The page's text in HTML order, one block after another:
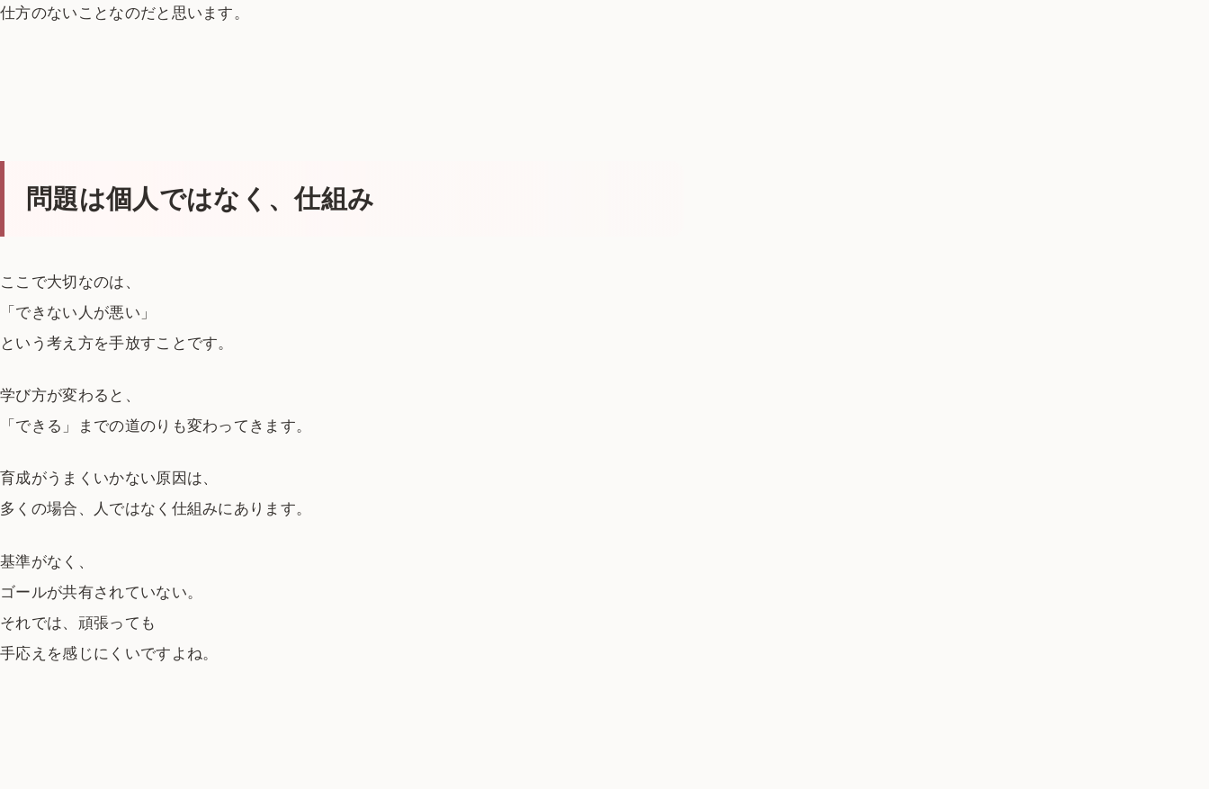
仕方のないことなのだと思います。
問題は個人ではなく、仕組み
ここで大切なのは、
「できない人が悪い」
という考え方を手放すことです。
学び方が変わると、
「できる」までの道のりも変わってきます。
育成がうまくいかない原因は、
多くの場合、人ではなく仕組みにあります。
基準がなく、
ゴールが共有されていない。
それでは、頑張っても
手応えを感じにくいですよね。